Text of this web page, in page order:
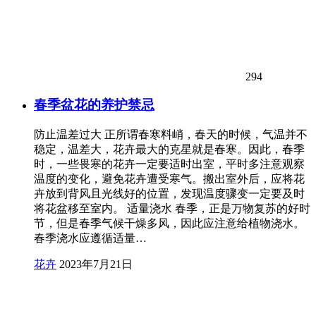
294
春季盆花的养护禁忌
防止温差过大 正所谓春寒料峭，春天的时候，气温并不
稳定，温差大，花卉最大的克星就是春寒。因此，春季
时，一些畏寒的花卉一定要适时出室，平时多注意观察
温度的变化，避免花卉遭受寒气。搬出室外后，应将花
卉放到背风且光线好的位置，发现温度骤变一定要及时
将花盆移至室内。 适量浇水 春季，正是万物复苏的好时
节，但是春季气候干燥多风，因此应注意给植物浇水。
春季浇水应遵循适量…
花卉 2023年7月21日